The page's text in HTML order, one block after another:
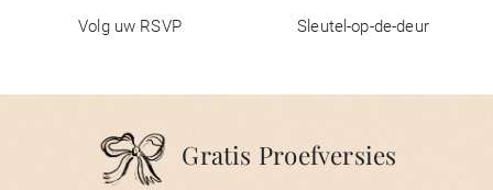
Volg uw RSVP Sleutel-op-de-deur
Gratis Proefversies